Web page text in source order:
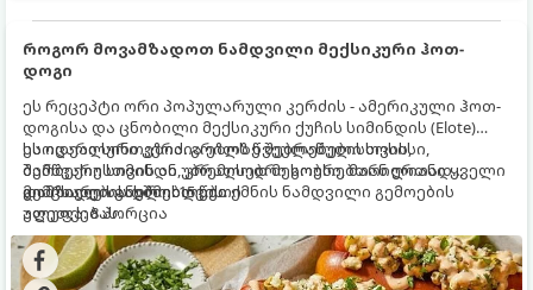
როგორ მოვამზადოთ ნამდვილი მექსიკური ჰოთ-
დოგი
ეს რეცეპტი ორი პოპულარული კერძის - ამერიკული ჰოთ-
დოგისა და ცნობილი მექსიკური ქუჩის სიმინდის (Elote)
საოცარი სინთეზია. გრილზე შებრაწული სოსისი,
შემწვარი სიმინდი, კრემისებრი სოუსი, მარილიანი ყველი
და ცხარე სანელებლები ქმნის ნამდვილი გემოების
აფეთქებას.
ეს იდეალური კერძია ეზოს წვეულებებისთვის,
ბარბექიუსთვის ან უბრალოდ მეგობრებთან ერთად
გემრიელი ვახშმისთვის.
მომზადების დრო: 15 წუთი
ულუფა: 8 პორცია